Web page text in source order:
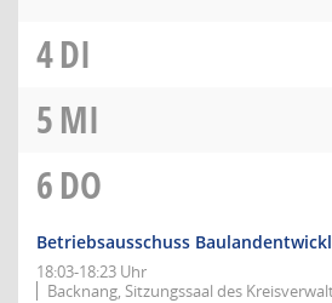
4DI
5MI
6DO
Betriebsausschuss
18:03-18:23 Uhr
Backnang, Sitzungssaal des